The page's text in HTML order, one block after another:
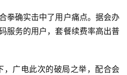
拳确实击中了用户痛点。据会办
服务的用户，套餐续费率高出普
，广电此次的破局之举，配合会